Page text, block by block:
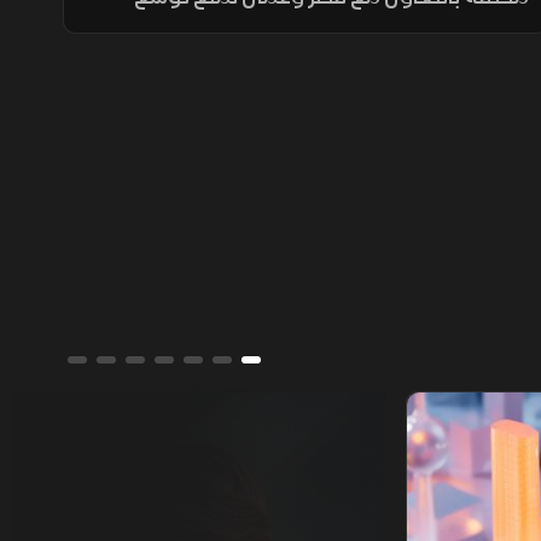
التصعيد مع إيران وحماية طرق الملاحة والطاقة،